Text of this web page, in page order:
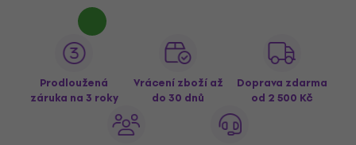
Prodloužená
záruka na 3 roky
Vrácení zboží až
do 30 dnů
Doprava zdarma
od 2 500 Kč